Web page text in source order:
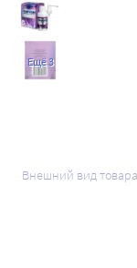
Ещё 3
Внешний вид